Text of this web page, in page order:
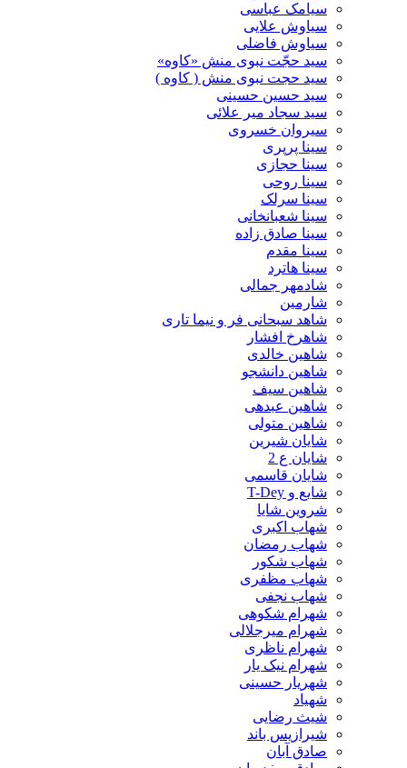
سیامک عباسی
سیاوش علایی
سیاوش فاضلی
سید حجّت نبوی منش «کاوه»
سید حجت نبوی منش ( کاوه )
سید حسین حسینى
سید سجاد میر علائی
سیروان خسروی
سینا پرپری
سینا حجازی
سینا روحی
سینا سرلک
سینا شعبانخانی
سینا صادق زاده
سینا مقدم
سینا هاترد
شادمهر جمالی
شارمین
شاهد سبحانی فر و نیما تاری
شاهرخ افشار
شاهین خالدی
شاهین دانشجو
شاهین سیف
شاهین عبدهی
شاهین متولی
شایان شیرین
شایان ع 2
شایان قاسمی
شایع و T-Dey
شروین شایا
شهاب اکبری
شهاب رمضان
شهاب شکور
شهاب مظفری
شهاب نجفی
شهرام شکوهی
شهرام میرجلالی
شهرام ناظری
شهرام نیک یار
شهریار حسینی
شهیاد
شیث رضایی
شیرازیس باند
صادق آبان